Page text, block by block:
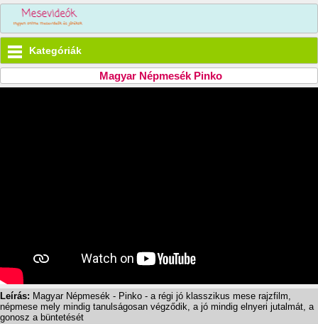
Kategóriák
Magyar Népmesék Pinko
Leírás: Magyar Népmesék - Pinko - a régi jó klasszikus mese rajzfilm,
népmese mely mindig tanulságosan végződik, a jó mindig elnyeri jutalmát, a
gonosz a büntetését